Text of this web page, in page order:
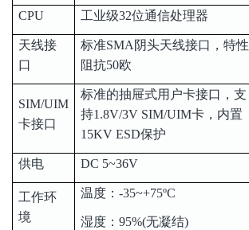
CPU 工业级32位通信处理器
天线接
口
标准SMA阴头天线接口，特性
阻抗50欧
SIM/UIM
卡接口
标准的抽屉式用户卡接口，支
持1.8V/3V SIM/UIM卡，内置
15KV ESD保护
供电 DC 5~36V
工作环
境
温度：-35~+75ºC
湿度：95%(无凝结)